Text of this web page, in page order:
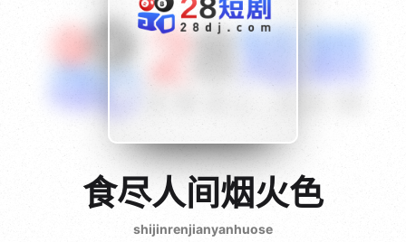
{if condition="$obj.vod_points
28短剧
食尽人间烟火色
shijinrenjianyanhuose